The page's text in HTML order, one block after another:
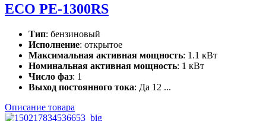
ECO PE-1300RS
Тип: бензиновый
Исполнение: открытое
Максимальная активная мощность: 1.1 кВт
Номинальная активная мощность: 1 кВт
Число фаз: 1
Выход постоянного тока: Да 12 ...
Описание товара